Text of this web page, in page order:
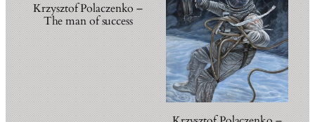
Krzysztof Polaczenko –
The man of success